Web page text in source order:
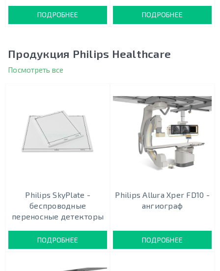
ПОДРОБНЕЕ ПОДРОБНЕЕ
Продукция Philips Healthcare
Посмотреть все
Philips SkyPlate -
беспроводные
переносные детекторы
ПОДРОБНЕЕ
Philips Allura Xper FD10 -
ангиограф
ПОДРОБНЕЕ